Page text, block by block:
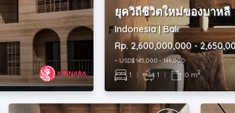
ยุควิถีชีวิตใหม่ของบาหลี
Indonesia | Bali
Rp. 2,600,000,000 -
~ USD$ 145,000 - 148,000
1 | 1 | 0 m2